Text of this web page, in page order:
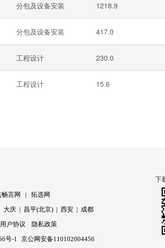
分包及设备安装 1218.9
分包及设备安装 417.0
工程设计 230.0
工程设计 15.6
言网 |拓选网
大庆 | 昌平(北京) |西安 | 成都
用户协议
隐私政策
号-1 京公网安备110102004456
下